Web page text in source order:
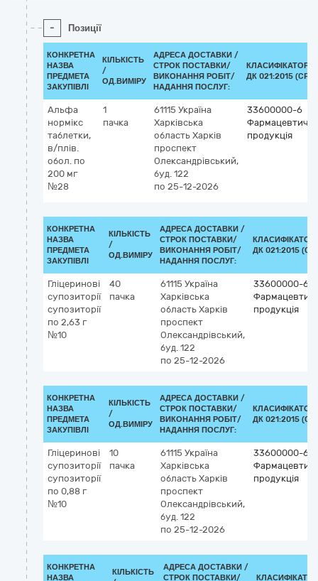
- Позиції
КОНКРЕТНА
НАЗВА
ПРЕДМЕТА
ЗАКУПІВЛІ
КІЛЬКІСТЬ
/
ОД.ВИМІРУ
АДРЕСА ДОСТАВКИ /
СТРОК ПОСТАВКИ/
ВИКОНАННЯ РОБІТ/
НАДАННЯ ПОСЛУГ:
КЛАСИФІКАТОР
ДК 021:2015 (CPV)
Альфа
нормікс
таблетки,
в/плів.
обол. по
200 мг
№28
1
пачка
61115 Україна
Харківська
область Харків
проспект
Олександрівський,
буд. 122
по 25-12-2026
33600000-6
Фармацевтична
продукція
КОНКРЕТНА
НАЗВА
ПРЕДМЕТА
ЗАКУПІВЛІ
КІЛЬКІСТЬ
/
ОД.ВИМІРУ
АДРЕСА ДОСТАВКИ /
СТРОК ПОСТАВКИ/
ВИКОНАННЯ РОБІТ/
НАДАННЯ ПОСЛУГ:
КЛАСИФІКАТОР
ДК 021:2015
Гліцеринові
супозиторії
супозиторії
по 2,63 г
№10
40
пачка
61115 Україна
Харківська
область Харків
проспект
Олександрівський,
буд. 122
по 25-12-2026
33600000-6
продукція
КОНКРЕТНА
НАЗВА
ПРЕДМЕТА
ЗАКУПІВЛІ
КІЛЬКІСТЬ
/
ОД.ВИМІРУ
АДРЕСА ДОСТАВКИ /
СТРОК ПОСТАВКИ/
ВИКОНАННЯ РОБІТ/
НАДАННЯ ПОСЛУГ:
КЛАСИФІКАТОР
ДК 021:2015
Гліцеринові
супозиторії
супозиторії
по 0,88 г
№10
10
пачка
61115 Україна
Харківська
область Харків
проспект
Олександрівський,
буд. 122
по 25-12-2026
33600000-6
продукція
КОНКРЕТНА
НАЗВА
КІЛЬКІСТЬ
АДРЕСА ДОСТАВКИ /
СТРОК ПОСТАВКИ/
КЛАСИФІКАТОР